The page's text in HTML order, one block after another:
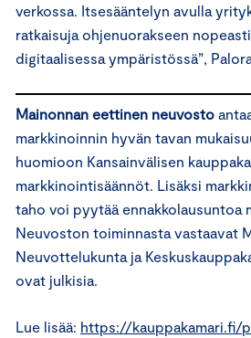
verkossa. Itsesääntelyn avulla
ratkaisuja ohjenuorakseen
digitaalisessa ympäristössä”,
Mainonnan eettinen neuvosto
markkinoinnin hyvän tavan
huomioon Kansainvälisen
markkinointisäännöt. Lisäksi
taho voi pyytää ennakkolausuntoa
Neuvoston toiminnasta vastaavat
Neuvottelukunta ja
ovat julkisia.
Lue lisää: https://kauppakamari.fi/